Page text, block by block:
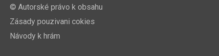
© Autorské právo k obsahu
Zásady pouzivani cokies
Návody k hrám